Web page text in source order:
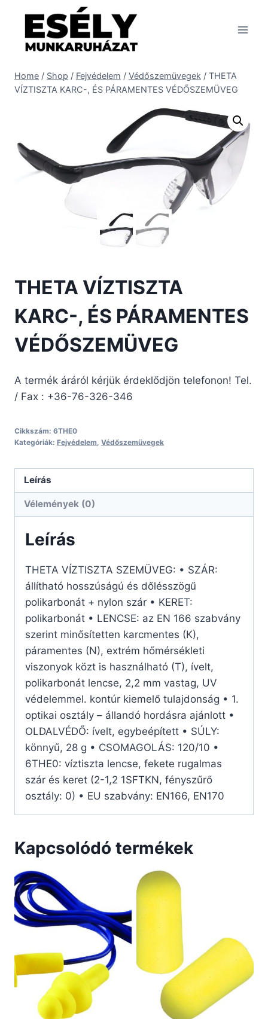
content
Home / Shop / Fejvédelem / Védőszemüvegek / THETA
VÍZTISZTA KARC-, ÉS PÁRAMENTES VÉDŐSZEMÜVEG
THETA VÍZTISZTA
KARC-, ÉS PÁRAMENTES
VÉDŐSZEMÜVEG
A termék áráról kérjük érdeklődjön telefonon! Tel.
/ Fax : +36-76-326-346
Cikkszám: 6THE0
Kategóriák: Fejvédelem Védőszemüvegek
Leírás
Vélemények (0)
Leírás
THETA VÍZTISZTA SZEMÜVEG: • SZÁR:
állítható hosszúságú és dőlésszögű
polikarbonát + nylon szár • KERET:
polikarbonát • LENCSE: az EN 166 szabvány
szerint minősítetten karcmentes (K),
páramentes (N), extrém hőmérsékleti
viszonyok közt is használható (T), ívelt,
polikarbonát lencse, 2,2 mm vastag, UV
védelemmel. kontúr kiemelő tulajdonság • 1.
optikai osztály – állandó hordásra ajánlott •
OLDALVÉDŐ: ívelt, egybeépített • SÚLY:
könnyű, 28 g • CSOMAGOLÁS: 120/10 •
6THE0: víztiszta lencse, fekete rugalmas
szár és keret (2-1,2 1SFTKN, fényszűrő
osztály: 0) • EU szabvány: EN166, EN170
Kapcsolódó termékek